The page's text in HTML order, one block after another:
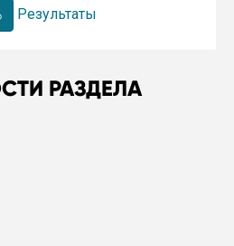
Результаты
РАЗДЕЛА